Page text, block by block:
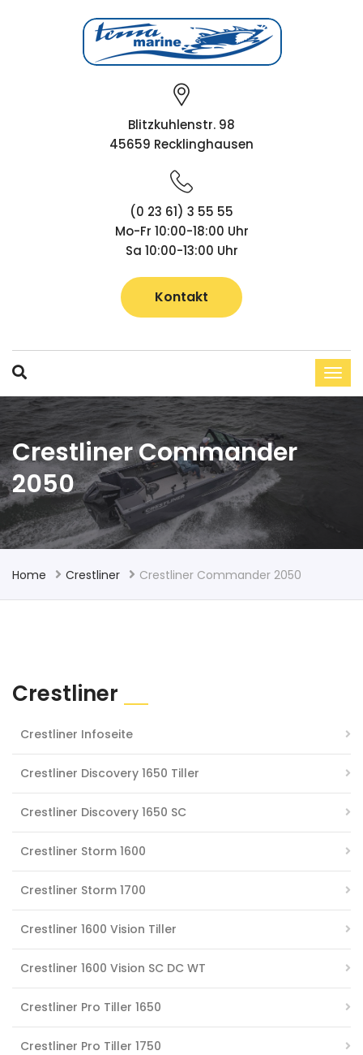
Blitzkuhlenstr. 98
45659 Recklinghausen
(0 23 61) 3 55 55
Mo-Fr 10:00-18:00 Uhr
Sa 10:00-13:00 Uhr
Kontakt
Crestliner Commander
2050
Home Crestliner Crestliner Commander 2050
Crestliner
Crestliner Infoseite
Crestliner Discovery 1650 Tiller
Crestliner Discovery 1650 SC
Crestliner Storm 1600
Crestliner Storm 1700
Crestliner 1600 Vision Tiller
Crestliner 1600 Vision SC DC WT
Crestliner Pro Tiller 1650
Crestliner Pro Tiller 1750